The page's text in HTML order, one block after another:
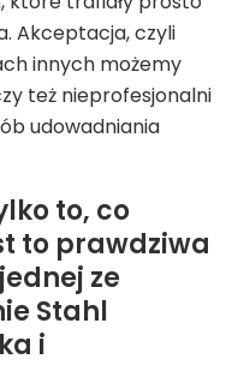
Akceptacja, czyli
innych możemy
też nieprofesjonalni
udowadniania
to, co
to prawdziwa
ze
Stahl
i